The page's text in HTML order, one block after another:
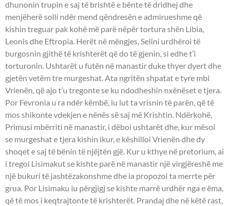
dhunonin trupin e saj të brishtë e bënte të dridhej dhe
menjëherë solli ndër mend qëndresën e admirueshme që
kishin treguar pak kohë më parë nëpër tortura shën Libia,
Leonis dhe Eftropia. Herët në mëngjes, Selini urdhëroi të
burgosnin gjithë të krishterët që do të gjenin, si edhe t’i
torturonin. Ushtarët u futën në manastir duke thyer dyert dhe
gjetën vetëm tre murgeshat. Ata ngritën shpatat e tyre mbi
Vrienën, që ajo t’u tregonte se ku ndodheshin nxënëset e tjera.
Por Fevronia u ra ndër këmbë, iu lut ta vrisnin të parën, që të
mos shikonte vdekjen e nënës së saj më Krishtin. Ndërkohë,
Primusi mbërriti në manastir, i dëboi ushtarët dhe, kur mësoi
se murgeshat e tjera kishin ikur, e këshilloi Vrienën dhe dy
shoqet e saj të bënin të njëjtën gjë. Kur u kthye në pretorium, ai
i tregoi Lisimakut se kishte parë në manastir një virgjëreshë me
një bukuri të jashtëzakonshme dhe ia propozoi ta merrte për
grua. Por Lisimaku iu përgjigj se kishte marrë urdhër nga e ëma,
që të mos i keqtrajtonte të krishterët. Prandaj dhe në këtë rast,